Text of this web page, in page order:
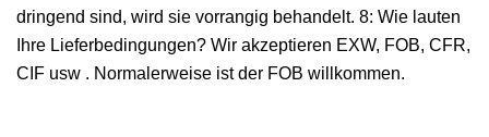
dringend sind, wird sie vorrangig behandelt. 8: Wie lauten
Ihre Lieferbedingungen? Wir akzeptieren EXW, FOB, CFR,
CIF usw . Normalerweise ist der FOB willkommen.